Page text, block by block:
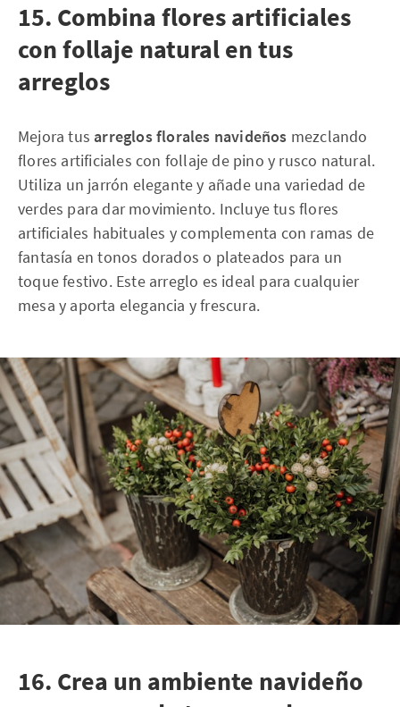
15. Combina flores artificiales
con follaje natural en tus
arreglos
Mejora tus arreglos florales navideños mezclando
flores artificiales con follaje de pino y rusco natural.
Utiliza un jarrón elegante y añade una variedad de
verdes para dar movimiento. Incluye tus flores
artificiales habituales y complementa con ramas de
fantasía en tonos dorados o plateados para un
toque festivo. Este arreglo es ideal para cualquier
mesa y aporta elegancia y frescura.
16. Crea un ambiente navideño